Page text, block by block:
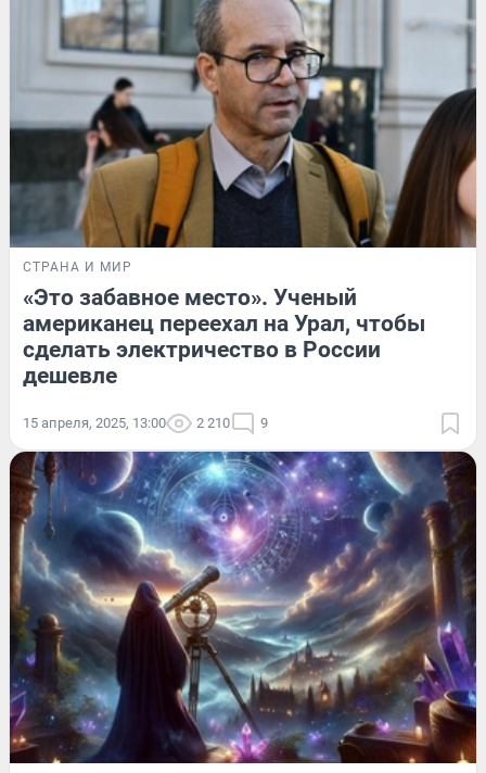
СТРАНА И МИР
«Это забавное место». Ученый
американец переехал на Урал, чтобы
сделать электричество в России
дешевле
15 апреля, 2025, 13:00 2 210 9